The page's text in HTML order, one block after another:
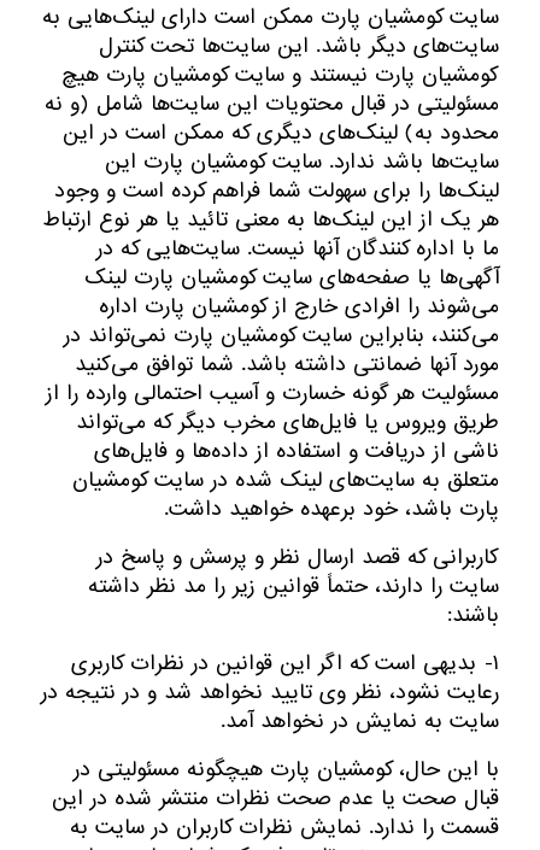
سایت کومشیان پارت ممکن است دارای لینک‏‌هایی به
سایت‌های دیگر باشد. این سایت‏‌ها تحت کنترل
کومشیان پارت نیستند و سایت کومشیان پارت هیچ
مسئولیتی در قبال محتویات این سایت‏‌ها شامل (و نه
محدود به) لینک‏‌های دیگری که ممکن است در این
سایت‏‌ها باشد ندارد. سایت کومشیان پارت این
لینک‏‌ها را برای سهولت شما فراهم کرده است و وجود
هر یک از این لینک‏‌ها به معنی تائید یا هر نوع ارتباط
ما با اداره کنندگان آنها نیست. سایت‏‌هایى که در
آگهی‏‌ها یا صفحه‏‌های سایت کومشیان پارت لینک
می‏‌شوند را افرادی خارج از کومشیان پارت اداره
می‌کنند، بنابراین سایت کومشیان پارت نمی‌‏تواند در
مورد آنها ضمانتى داشته باشد. شما توافق می‏‌کنید
مسئولیت هر گونه خسارت و آسیب احتمالی وارده را از
طرﻳﻖ وﻳﺮوس یا فایل‏‌های مخرب دیگر که می‌تواند
ناشی از درﻳﺎفت و استفاده از داده‌‏ها و فایل‏‌های
متعلق به سایت‏‌های لینک شده در سایت کومشیان
پارت باشد، خود برعهده خواهید داشت.
کاربرانی که قصد ارسال نظر و پرسش و پاسخ در
سایت را دارند، حتماً قوانین زیر را مد نظر داشته
باشند:
۱- بدیهی است که اگر این قوانین در نظرات کاربری
رعایت نشود، نظر وی تایید نخواهد شد و در نتیجه در
سایت به نمایش در نخواهد آمد.
با این حال، کومشیان پارت هیچگونه مسئولیتی در
قبال صحت یا عدم صحت نظرات منتشر شده در این
قسمت را ندارد. نمایش نظرات کاربران در سایت به